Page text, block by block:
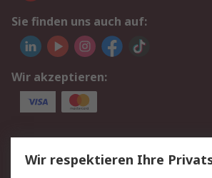
Sie finden uns auch auf:
Wir akzeptieren:
Service
Value Added Services
Wir respektieren Ihre